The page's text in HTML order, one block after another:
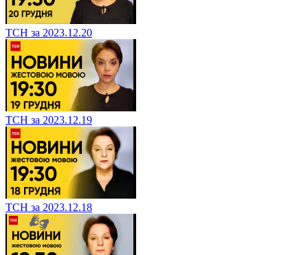
ТСН за 2023.12.20
ТСН за 2023.12.19
ТСН за 2023.12.18